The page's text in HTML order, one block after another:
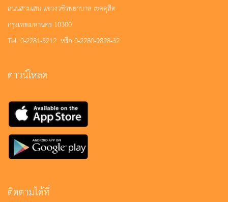
ถนนสามเสน แขวงวชิรพยาบาล เขตดุสิต
กรุงเทพมหานคร 10300
Tel. 0-2281-5212 หรือ 0-2280-9828-32
ดาวน์โหลด
ติดตามได้ที่